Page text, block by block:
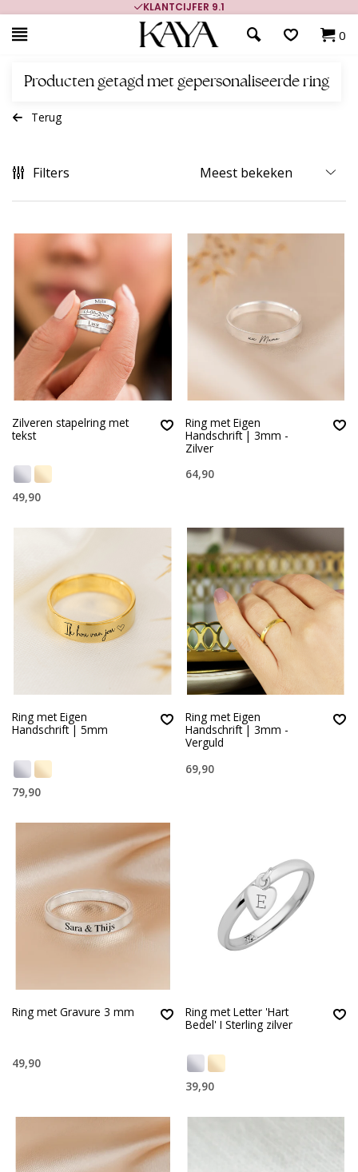
KLANTCIJFER 9.1
0
Producten getagd met gepersonaliseerde ring
Terug
Filters
Zilveren stapelring met
tekst
49,90
Ring met Eigen
Handschrift | 3mm -
Zilver
64,90
Ring met Eigen
Handschrift | 5mm
79,90
Ring met Eigen
Handschrift | 3mm -
Verguld
69,90
Ring met Gravure 3 mm
49,90
Ring met Letter 'Hart
Bedel' I Sterling zilver
39,90